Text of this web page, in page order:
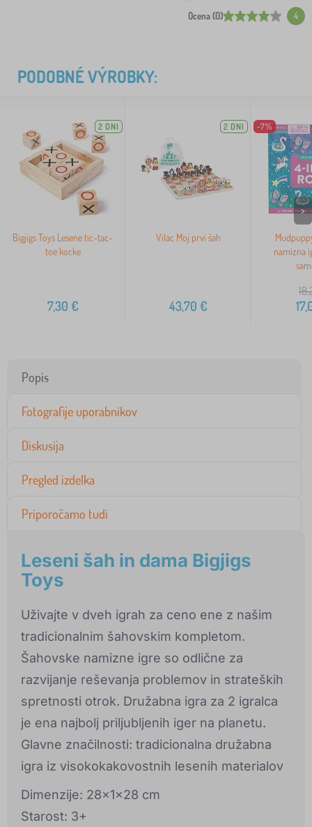
Ocena (0) 4
PODOBNÉ VÝROBKY:
2 DNI
Bigjigs Toys Lesene tic-tac-
toe kocke
7,30 €
2 DNI
Vilac Moj prvi šah
43,70 €
-7%
namizna
>
Popis
Fotografije uporabnikov
Diskusija
Pregled izdelka
Priporočamo tudi
Leseni šah in dama Bigjigs
Toys
Uživajte v dveh igrah za ceno ene z našim
tradicionalnim šahovskim kompletom.
Šahovske namizne igre so odlične za
razvijanje reševanja problemov in strateških
spretnosti otrok. Družabna igra za 2 igralca
je ena najbolj priljubljenih iger na planetu.
Glavne značilnosti: tradicionalna družabna
igra iz visokokakovostnih lesenih materialov
Dimenzije: 28x1x28 cm
Starost: 3+